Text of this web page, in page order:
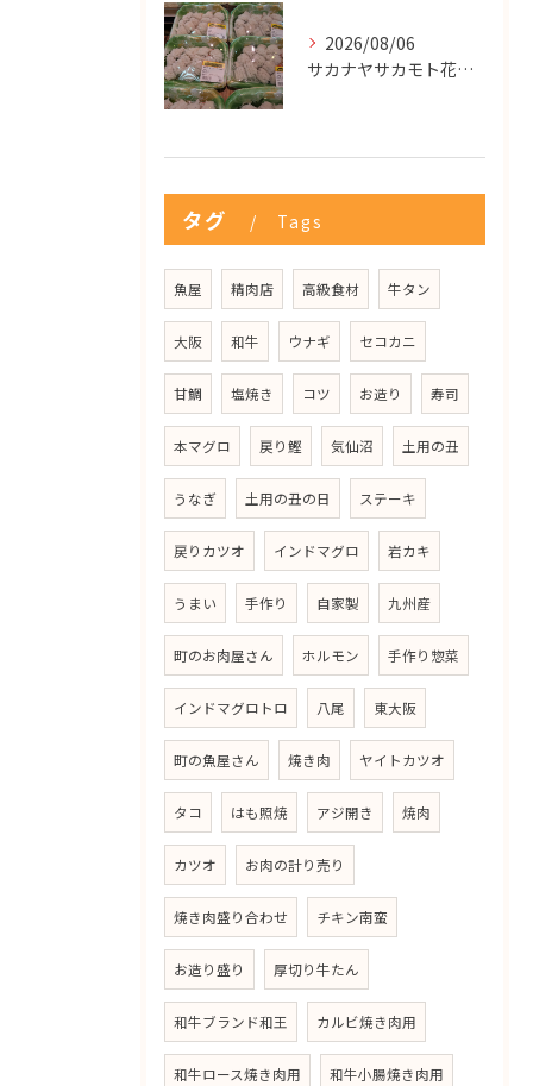
2026/08/06
サカナヤサカモト花園店
タグ Tags
魚屋 精肉店 高級食材 牛タン
大阪 和牛 ウナギ セコカニ
甘鯛 塩焼き コツ お造り 寿司
本マグロ 戻り鰹 気仙沼 土用の丑
うなぎ 土用の丑の日 ステーキ
戻りカツオ インドマグロ 岩カキ
うまい 手作り 自家製 九州産
町のお肉屋さん ホルモン 手作り惣菜
インドマグロトロ 八尾 東大阪
町の魚屋さん 焼き肉 ヤイトカツオ
タコ はも照焼 アジ開き 焼肉
カツオ お肉の計り売り
焼き肉盛り合わせ チキン南蛮
お造り盛り 厚切り牛たん
和牛ブランド和王 カルビ焼き肉用
和牛ロース焼き肉用 和牛小腸焼き肉用